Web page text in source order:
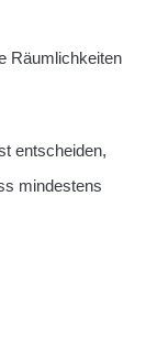
Räumlichkeiten
entscheiden,
mindestens